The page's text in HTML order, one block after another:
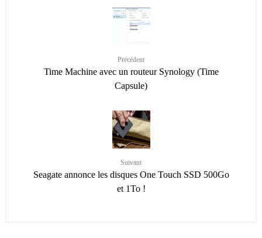
Précédent
Time Machine avec un routeur Synology (Time
Capsule)
Suivant
Seagate annonce les disques One Touch SSD 500Go
et 1To !